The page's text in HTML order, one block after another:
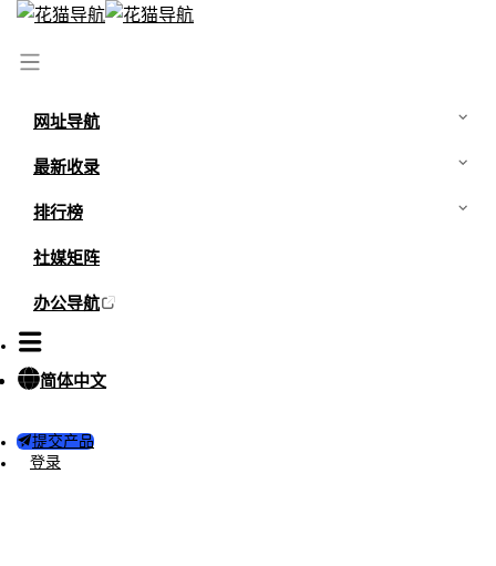
网址导航
最新收录
排行榜
社媒矩阵
办公导航
简体中文
提交产品
登录